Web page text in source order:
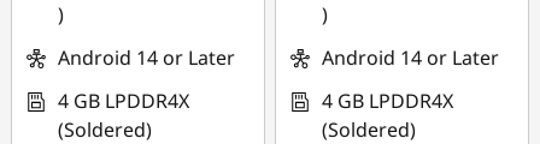
)
Android 14 or Later
4 GB LPDDR4X
(Soldered)
)
Android 14 or Later
4 GB LPDDR4X
(Soldered)